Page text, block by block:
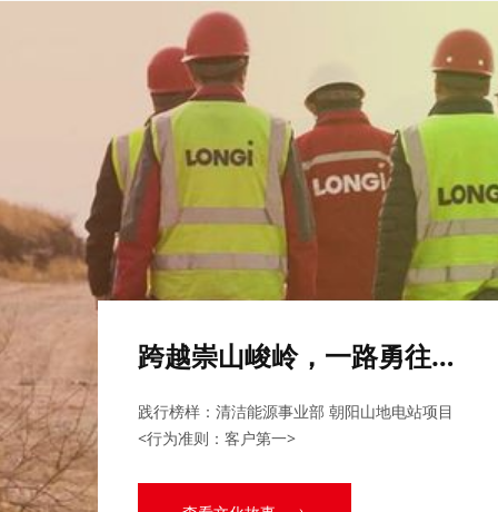
跨越崇山峻岭，一路勇往
天道酬勤“GW哥” 积极响应赢
客户
坚守产线的“杨主任”
可靠的产品品质是“零隐裂”
跨越崇山峻岭，一路勇往直
前
践行榜样：清洁能源事业部 朝阳山地电站项目
<行为准则：客户第一>